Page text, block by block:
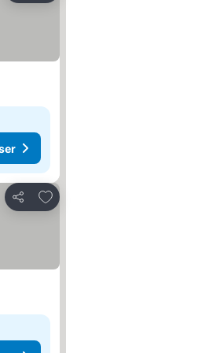
Del
Legg til i favoritter